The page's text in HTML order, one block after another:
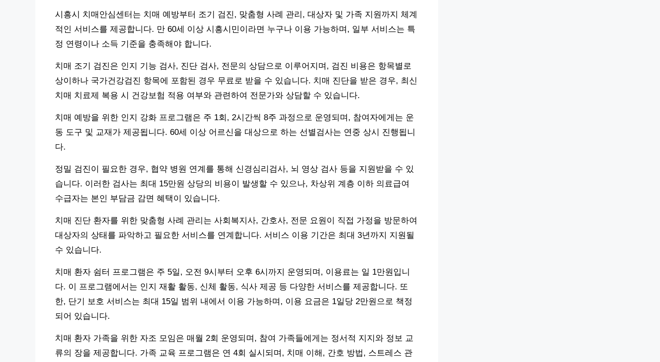
시흥시 치매안심센터는 치매 예방부터 조기 검진, 맞춤형 사례 관리, 대상자 및 가족 지원까지 체계
적인 서비스를 제공합니다. 만 60세 이상 시흥시민이라면 누구나 이용 가능하며, 일부 서비스는 특
정 연령이나 소득 기준을 충족해야 합니다.
치매 조기 검진은 인지 기능 검사, 진단 검사, 전문의 상담으로 이루어지며, 검진 비용은 항목별로
상이하나 국가건강검진 항목에 포함된 경우 무료로 받을 수 있습니다. 치매 진단을 받은 경우, 최신
치매 치료제 복용 시 건강보험 적용 여부와 관련하여 전문가와 상담할 수 있습니다.
치매 예방을 위한 인지 강화 프로그램은 주 1회, 2시간씩 8주 과정으로 운영되며, 참여자에게는 운
동 도구 및 교재가 제공됩니다. 60세 이상 어르신을 대상으로 하는 선별검사는 연중 상시 진행됩니
다.
정밀 검진이 필요한 경우, 협약 병원 연계를 통해 신경심리검사, 뇌 영상 검사 등을 지원받을 수 있
습니다. 이러한 검사는 최대 15만원 상당의 비용이 발생할 수 있으나, 차상위 계층 이하 의료급여
수급자는 본인 부담금 감면 혜택이 있습니다.
치매 진단 환자를 위한 맞춤형 사례 관리는 사회복지사, 간호사, 전문 요원이 직접 가정을 방문하여
대상자의 상태를 파악하고 필요한 서비스를 연계합니다. 서비스 이용 기간은 최대 3년까지 지원될
수 있습니다.
치매 환자 쉼터 프로그램은 주 5일, 오전 9시부터 오후 6시까지 운영되며, 이용료는 일 1만원입니
다. 이 프로그램에서는 인지 재활 활동, 신체 활동, 식사 제공 등 다양한 서비스를 제공합니다. 또
한, 단기 보호 서비스는 최대 15일 범위 내에서 이용 가능하며, 이용 요금은 1일당 2만원으로 책정
되어 있습니다.
치매 환자 가족을 위한 자조 모임은 매월 2회 운영되며, 참여 가족들에게는 정서적 지지와 정보 교
류의 장을 제공합니다. 가족 교육 프로그램은 연 4회 실시되며, 치매 이해, 간호 방법, 스트레스 관